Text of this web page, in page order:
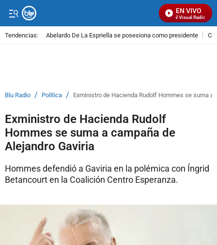
EN VIVO
Señal Visual Radio
Tendencias: Abelardo De La Espriella se posesiona como presidente
Blu Radio / Política / Exministro de Hacienda Rudolf Hommes se suma a
Exministro de Hacienda Rudolf
Hommes se suma a campaña de
Alejandro Gaviria
Hommes defendió a Gaviria en la polémica con Íngrid
Betancourt en la Coalición Centro Esperanza.